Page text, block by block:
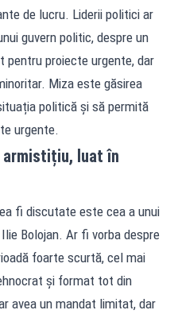
de lucru. Liderii politici ar
guvern politic, despre un
proiecte urgente, dar
Miza este găsirea
politică și să permită
urgente.
armistițiu, luat în
fi discutate este cea a unui
Bolojan. Ar fi vorba despre
foarte scurtă, cel mai
și format tot din
avea un mandat limitat, dar